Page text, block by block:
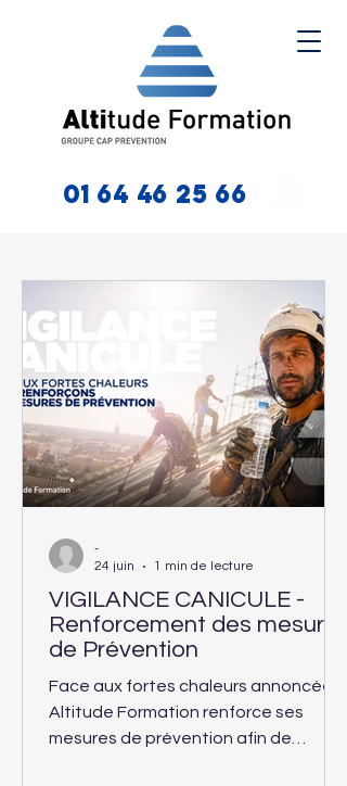
01 64 46 25 66
VIGILANCE CANICULE -
Renforcement des mesures
de Prévention
Face aux fortes chaleurs annoncées,
Altitude Formation renforce ses
mesures de prévention afin de
-
24 juin
1 min de lecture